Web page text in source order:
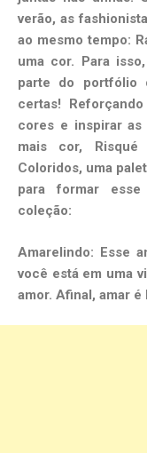
verão, as
ao mesmo tempo:
uma cor. Para
parte do portfólio
certas!
cores e inspirar as
mais cor,
Coloridos, uma
para formar
coleção:
Amarelindo: Esse
você está em uma
amor. Afinal, amar é